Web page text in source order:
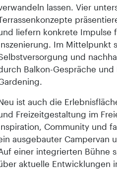
lassen. Vier
liefern konkrete Impulse
Im Mittelpunkt
und
Balkon-Gespräche
ist auch die
Freizeitgestaltung im
Community und
ausgebauter Campervan
einer integrierten Bühne
aktuelle Entwicklungen